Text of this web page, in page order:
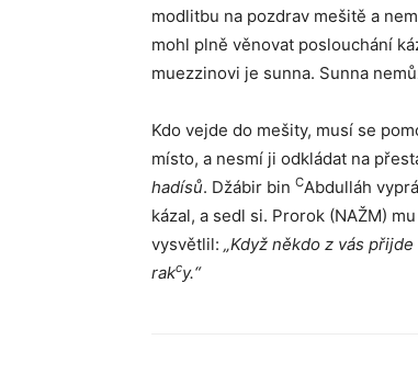
modlitbu na pozdrav mešitě a
mohl plně věnovat poslouchání
muezzinovi je sunna. Sunna
Kdo vejde do mešity, musí se
místo, a nesmí ji odkládat na
hadísů. Džábir bin CAbdulláh
kázal, a sedl si. Prorok (NAŽM)
vysvětlil: „Když někdo z vás
rakcy.“